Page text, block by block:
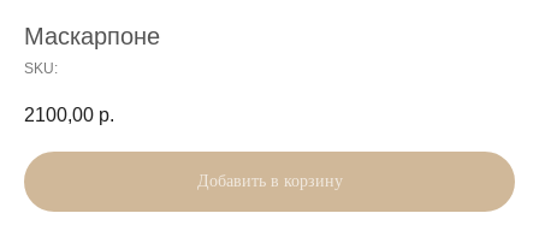
Маскарпоне
SKU:
2100,00 р.
Добавить в корзину